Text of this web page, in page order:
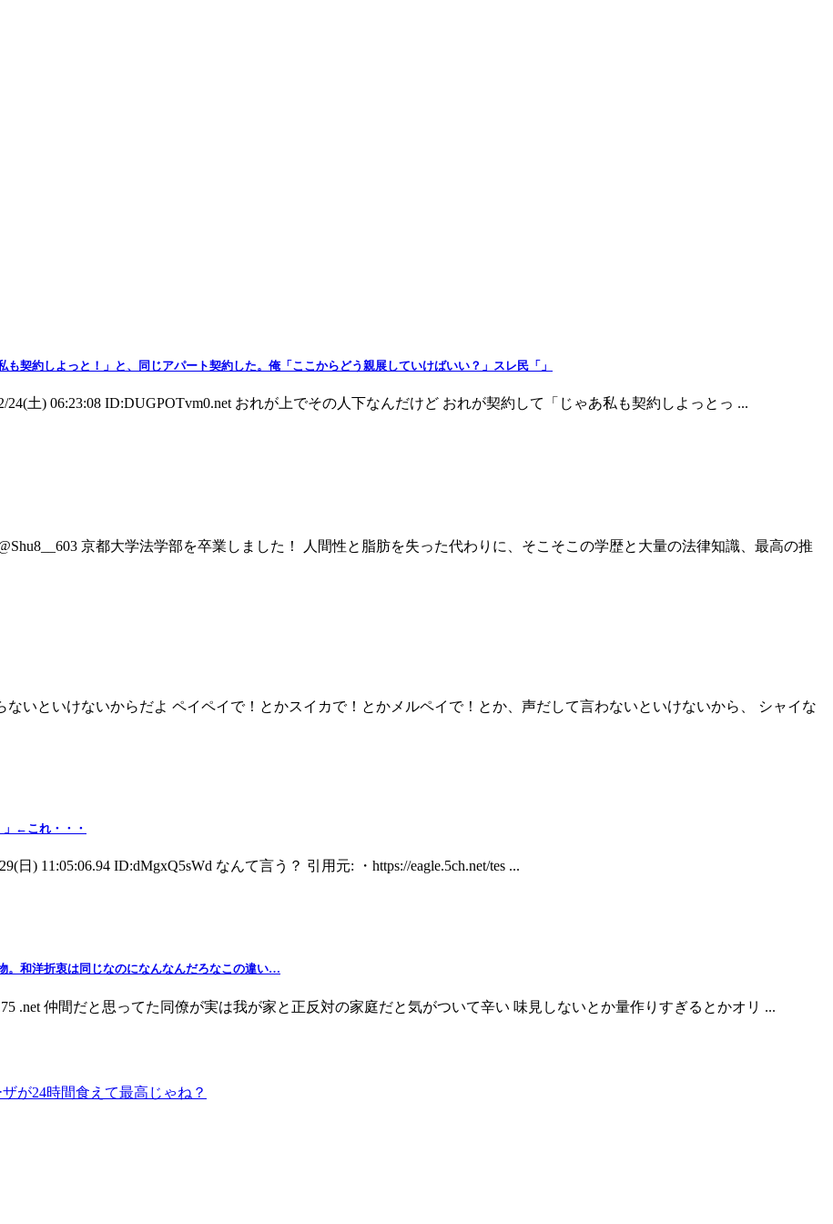
契約しよっと！」と、同じアパート契約した。俺「ここからどう親展していけばいい？」スレ民「」
土) 06:23:08 ID:DUGPOTvm0.net おれが上でその人下なんだけど おれが契約して「じゃあ私も契約しよっとっ ...
京都大学法学部を卒業しました！ 人間性と脂肪を失った代わりに、そこそこの学歴と大量の法律知識、最高の推
いといけないからだよ ペイペイで！とかスイカで！とかメルペイで！とか、声だして言わないといけないから、 シャイな
」←これ・・・
) 11:05:06.94 ID:dMgxQ5sWd なんて言う？ 引用元: ・https://eagle.5ch.net/tes ...
和洋折衷は同じなのになんなんだろなこの違い…
.net 仲間だと思ってた同僚が実は我が家と正反対の家庭だと気がついて辛い 味見しないとか量作りすぎるとかオリ ...
が24時間食えて最高じゃね？